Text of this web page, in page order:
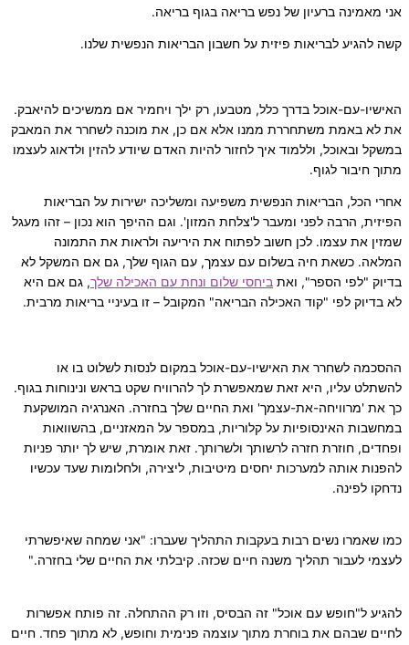
אני מאמינה ברעיון של נפש בריאה בגוף בריאה.
קשה להגיע לבריאות פיזית על חשבון הבריאות הנפשית שלנו.
האישיו-עם-אוכל בדרך כלל, מטבעו, רק ילך ויחמיר אם ממשיכים להיאבק.
את לא באמת משתחררת ממנו אלא אם כן, את מוכנה לשחרר את המאבק
במשקל ובאוכל, וללמוד איך לחזור להיות האדם שיודע להזין ולדאוג לעצמו
מתוך חיבור לגוף.
אחרי הכל, הבריאות הנפשית משפיעה ומשליכה ישירות על הבריאות
הפיזית, הרבה לפני ומעבר ל'צלחת המזון'. וגם ההיפך הוא נכון – זהו מעגל
שמזין את עצמו. לכן חשוב לפתוח את היריעה ולראות את התמונה
המלאה. כשאת חיה בשלום עם עצמך, עם הגוף שלך, גם אם המשקל לא
בדיוק "לפי הספר", ואת ביחסי שלום ונחת עם האכילה שלך, גם אם היא
לא בדיוק לפי "קוד האכילה הבריאה" המקובל – זו בעיניי בריאות מרבית.
ההסכמה לשחרר את האישיו-עם-אוכל במקום לנסות לשלוט בו או
להשתלט עליו, היא זאת שמאפשרת לך להרוויח שקט בראש ונינוחות בגוף.
כך את 'מרוויחה-את-עצמך' ואת החיים שלך בחזרה. האנרגיה המושקעת
במחשבות האינסופיות על קלוריות, במספר על המאזניים, בהשוואות
ופחדים, חוזרת חזרה לרשותך ולשרותך. זאת אומרת, שיש לך יותר פניות
להפנות אותה למערכות יחסים מיטיבות, ליצירה, ולחלומות שעד עכשיו
נדחקו לפינה.
כמו שאמרו נשים רבות בעקבות התהליך שעברו: "אני שמחה שאיפשרתי
לעצמי לעבור תהליך משנה חיים שכזה. קיבלתי את החיים שלי בחזרה."
להגיע ל"חופש עם אוכל" זה הבסיס, וזו רק ההתחלה. זה פותח אפשרות
לחיים שבהם את בוחרת מתוך עוצמה פנימית וחופש, לא מתוך פחד. חיים